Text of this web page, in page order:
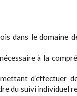
dans le domaine
à la
d’effectuer
du suivi individuel